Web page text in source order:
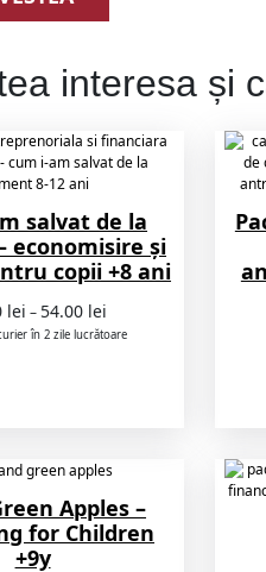
interesa și
salvat de la
economisire și
copii +8 ani
lei – 54.00 leiInterval
de
în 2 zile lucrătoare
Apples –
for Children
+9y